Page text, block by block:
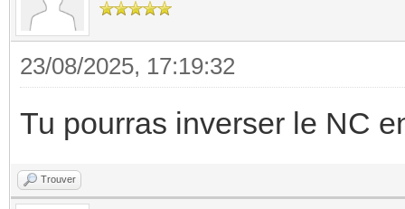
23/08/2025, 17:19:32
Tu pourras inverser le NC
Trouver